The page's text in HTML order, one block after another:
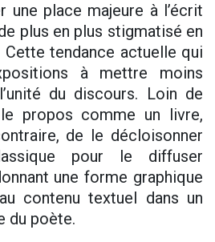
une place majeure à l’écrit
plus en plus stigmatisé en
tendance actuelle qui
à mettre moins
du discours. Loin de
propos comme un livre,
de le décloisonner
pour le diffuser
une forme graphique
contenu textuel dans un
du poète.